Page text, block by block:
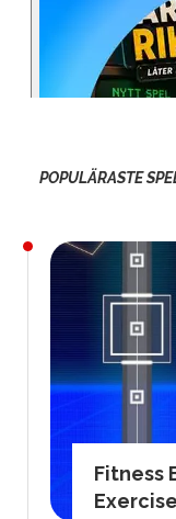
POPULÄRASTE
Fitness
Exercise